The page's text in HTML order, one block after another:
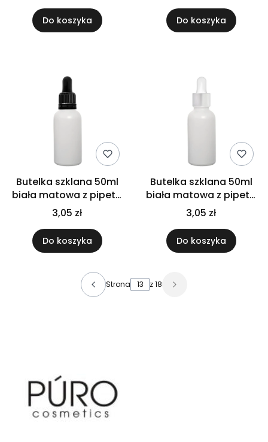
Do koszyka Do koszyka
Butelka szklana 50ml
biała matowa z pipetą
gwarancyjną
3,05 zł
Do koszyka
Butelka szklana 50ml
biała matowa z pipetą
srebrną
3,05 zł
Do koszyka
Strona z 18